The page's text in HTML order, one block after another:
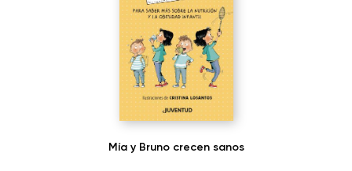
Mía y Bruno crecen sanos